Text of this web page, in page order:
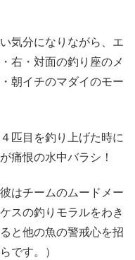
気分になりながら、エ
右・対面の釣り座のメ
朝イチのマダイのモー
匹目を釣り上げた時に
痛恨の水中バラシ！
はチームのムードメー
スの釣りモラルをわき
と他の魚の警戒心を招
です。）